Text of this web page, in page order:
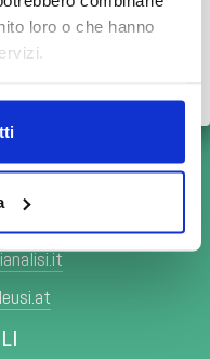
loro o che hanno